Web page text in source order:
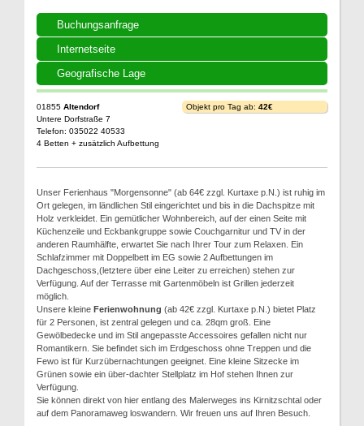
Buchungsanfrage
Internetseite
Geografische Lage
01855 Altendorf
Untere Dorfstraße 7
Telefon: 035022 40533
4 Betten + zusätzlich Aufbettung
Objekt pro Tag ab: 42€
Unser Ferienhaus "Morgensonne" (ab 64€ zzgl. Kurtaxe p.N.) ist ruhig im
Ort gelegen, im ländlichen Stil eingerichtet und bis in die Dachspitze mit
Holz verkleidet. Ein gemütlicher Wohnbereich, auf der einen Seite mit
Küchenzeile und Eckbankgruppe sowie Couchgarnitur und TV in der
anderen Raumhälfte, erwartet Sie nach Ihrer Tour zum Relaxen. Ein
Schlafzimmer mit Doppelbett im EG sowie 2 Aufbettungen im
Dachgeschoss,(letztere über eine Leiter zu erreichen) stehen zur
Verfügung. Auf der Terrasse mit Gartenmöbeln ist Grillen jederzeit
möglich.
Unsere kleine Ferienwohnung (ab 42€ zzgl. Kurtaxe p.N.) bietet Platz
für 2 Personen, ist zentral gelegen und ca. 28qm groß. Eine
Gewölbedecke und im Stil angepasste Accessoires gefallen nicht nur
Romantikern. Sie befindet sich im Erdgeschoss ohne Treppen und die
Fewo ist für Kurzübernachtungen geeignet. Eine kleine Sitzecke im
Grünen sowie ein über-dachter Stellplatz im Hof stehen Ihnen zur
Verfügung.
Sie können direkt von hier entlang des Malerweges ins Kirnitzschtal oder
auf dem Panoramaweg loswandern. Wir freuen uns auf Ihren Besuch.